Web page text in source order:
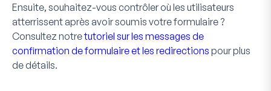
Ensuite, souhaitez-vous contrôler où les utilisateurs
atterrissent après avoir soumis votre formulaire ?
Consultez notretutoriel sur les messages de
confirmation de formulaire et les redirections pour plus
de détails.